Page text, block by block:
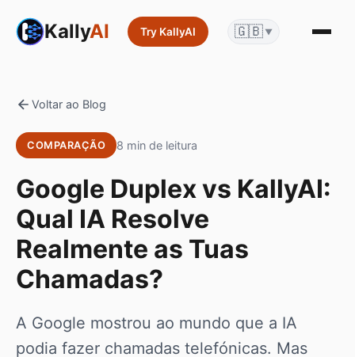
KallyAI Try KallyAI 🇬🇧 ▼
Voltar ao Blog
COMPARAÇÃO 8 min de leitura
Google Duplex vs KallyAI:
Qual IA Resolve
Realmente as Tuas
Chamadas?
A Google mostrou ao mundo que a IA
podia fazer chamadas telefónicas. Mas